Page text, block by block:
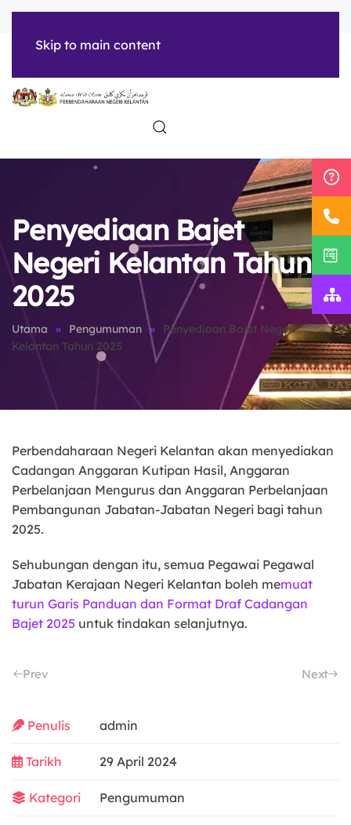
Skip to main content
Penyediaan Bajet
Negeri Kelantan Tahun
2025
Utama Pengumuman
Penyediaan Bajet Negeri
Kelantan Tahun 2025
Perbendaharaan Negeri Kelantan akan menyediakan
Cadangan Anggaran Kutipan Hasil, Anggaran
Perbelanjaan Mengurus dan Anggaran Perbelanjaan
Pembangunan Jabatan-Jabatan Negeri bagi tahun
2025.
Sehubungan dengan itu, semua Pegawai Pegawal
Jabatan Kerajaan Negeri Kelantan boleh memuat
turun Garis Panduan dan Format Draf Cadangan
Bajet 2025 untuk tindakan selanjutnya.
Prev Next
Penulis admin
Tarikh 29 April 2024
Kategori Pengumuman